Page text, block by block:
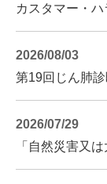
カスタマー・
2026/08/03
第19回じん肺
2026/07/29
「自然災害又